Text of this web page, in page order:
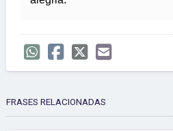
FRASES RELACIONADAS